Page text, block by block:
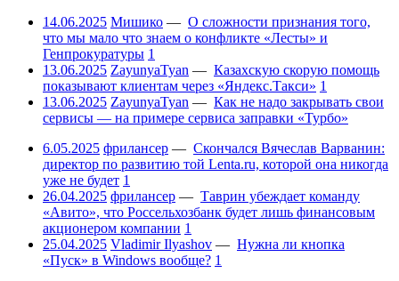
14.06.2025 Мишико — О сложности признания того,
что мы мало что знаем о конфликте «Лесты» и
Генпрокуратуры 1
13.06.2025 ZayunyaTyan — Казахскую скорую помощь
показывают клиентам через «Яндекс.Такси» 1
13.06.2025 ZayunyaTyan — Как не надо закрывать свои
сервисы — на примере сервиса заправки «Турбо»
6.05.2025 фрилансер — Скончался Вячеслав Варванин:
директор по развитию той Lenta.ru, которой она никогда
уже не будет 1
26.04.2025 фрилансер — Таврин убеждает команду
«Авито», что Россельхозбанк будет лишь финансовым
акционером компании 1
25.04.2025 Vladimir Ilyashov — Нужна ли кнопка
«Пуск» в Windows вообще? 1